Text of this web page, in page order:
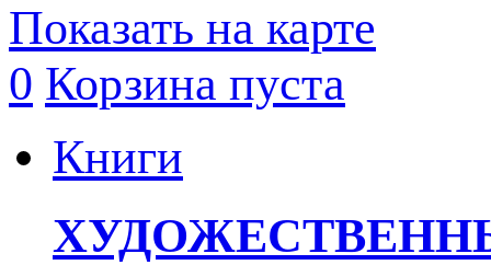
Показать на карте
0 Корзина пуста
Книги